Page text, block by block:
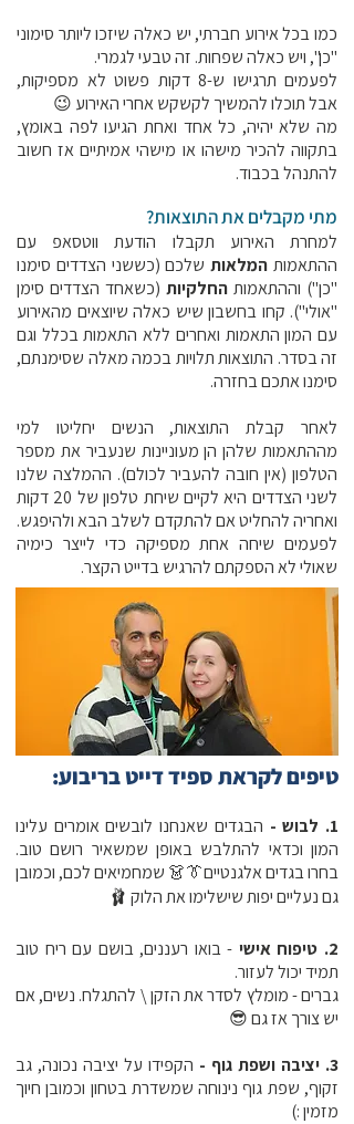
כמו בכל אירוע חברתי, יש כאלה שיזכו ליותר סימוני
"כן", ויש כאלה שפחות. זה טבעי לגמרי.
לפעמים תרגישו ש-8 דקות פשוט לא מספיקות,
אבל תוכלו להמשיך לקשקש אחרי האירוע 😉
מה שלא יהיה, כל אחד ואחת הגיעו לפה באומץ,
בתקווה להכיר מישהו או מישהי אמיתיים אז חשוב
להתנהל בכבוד.
מתי מקבלים את התוצאות?
למחרת האירוע תקבלו הודעת ווטסאפ עם
ההתאמות המלאות שלכם (כששני הצדדים סימנו
"כן") וההתאמות החלקיות (כשאחד הצדדים סימן
"אולי"). קחו בחשבון שיש כאלה שיוצאים מהאירוע
עם המון התאמות ואחרים ללא התאמות בכלל וגם
זה בסדר. התוצאות תלויות בכמה מאלה שסימנתם,
סימנו אתכם בחזרה.
לאחר קבלת התוצאות, הנשים יחליטו למי
מההתאמות שלהן הן מעוניינות שנעביר את מספר
הטלפון (אין חובה להעביר לכולם). ההמלצה שלנו
לשני הצדדים היא לקיים שיחת טלפון של 20 דקות
ואחריה להחליט אם להתקדם לשלב הבא ולהיפגש.
לפעמים שיחה אחת מספיקה כדי לייצר כימיה
שאולי לא הספקתם להרגיש בדייט הקצר.
​​טיפים לקראת ספיד דייט בריבוע:
1. לבוש -
הבגדים שאנחנו לובשים אומרים עלינו
המון וכדאי להתלבש באופן שמשאיר רושם טוב.
בחרו בגדים אלגנטיים👔👗 שמחמיאים לכם, וכמובן
גם נעליים יפות שישלימו את הלוק 🩰
2. טיפוח אישי
- בואו רעננים, בושם עם ריח טוב
תמיד יכול לעזור.
גברים - מומלץ לסדר את הזקן \ להתגלח. נשים, אם
יש צורך אז גם 😎
3. יציבה ושפת גוף -
הקפידו על יציבה נכונה, גב
זקוף, שפת גוף נינוחה שמשדרת בטחון וכמובן חיוך
מזמין :)